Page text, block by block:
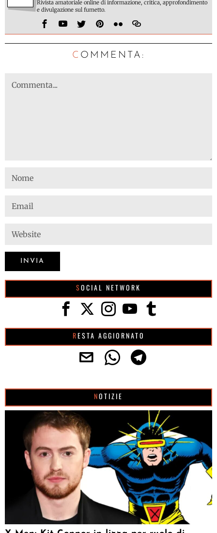
Rivista amatoriale online di informazione, critica, approfondimento
e divulgazione sul fumetto.
C OMMENTA:
SOCIAL NETWORK
RESTA AGGIORNATO
NOTIZIE